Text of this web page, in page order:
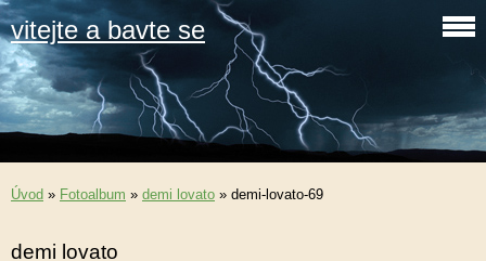
vitejte a bavte se
Úvod » Fotoalbum » demi lovato » demi-lovato-69
demi lovato